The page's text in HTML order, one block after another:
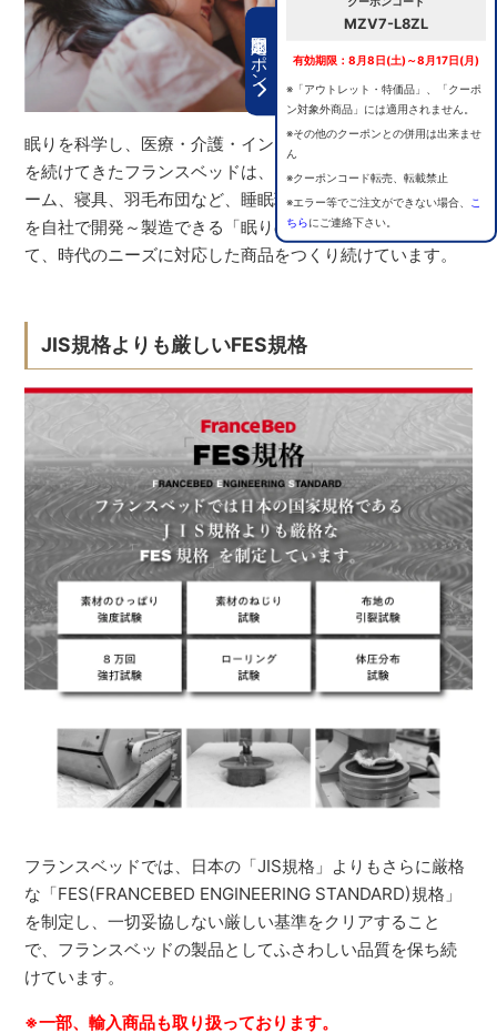
期間限定クーポン
MZV7-L8ZL
有効期限：8月8日(土)～8月17日(月)
※「アウトレット・特価品」、「クーポ
ン対象外商品」には適用されません。
※その他のクーポンとの併用は出来ませ
ん
※クーポンコード転売、転載禁止
※エラー等でご注文ができない場合、
こ
ちらにご連絡下さい。
眠りを科学し、医療・介護・インテリアの分野で研究開発
を続けてきたフランスベッドは、マットレス、ベッドフレ
ーム、寝具、羽毛布団など、睡眠環境をつくる全ての商品
を自社で開発～製造できる「眠りの総合メーカー」とし
て、時代のニーズに対応した商品をつくり続けています。
JIS規格よりも厳しいFES規格
フランスベッドでは、日本の「JIS規格」よりもさらに厳格
な「FES(FRANCEBED ENGINEERING STANDARD)規格」
を制定し、一切妥協しない厳しい基準をクリアすること
で、フランスベッドの製品としてふさわしい品質を保ち続
けています。
※一部、輸入商品も取り扱っております。